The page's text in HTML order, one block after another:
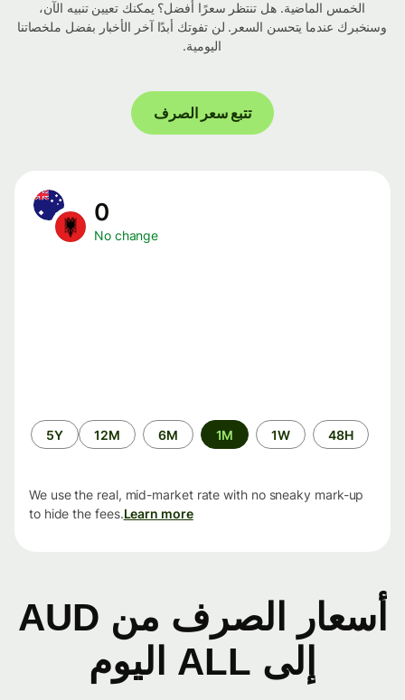
الخمس الماضية. هل تنتظر سعرًا أفضل؟ يمكنك تعيين تنبيه الآن،
وسنخبرك عندما يتحسن السعر. لن تفوتك أبدًا آخر الأخبار بفضل ملخصاتنا
اليومية.
تتبع سعر الصرف
No change
الفترة
الزمنية
48H
1W
1M
6M
12M
5Y
We use the real, mid-market rate with no sneaky mark-up
to hide the fees.Learn more
أسعار الصرف من AUD
إلى ALL اليوم